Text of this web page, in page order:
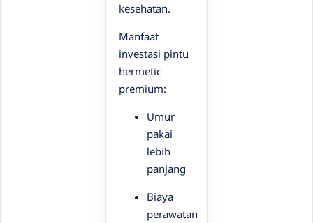
kesehatan.
Manfaat
investasi pintu
hermetic
premium:
Umur
pakai
lebih
panjang
Biaya
perawatan